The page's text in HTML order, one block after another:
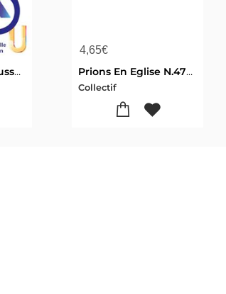
Dictionnaire Larousse Poche (edition 2027)
4,65€
Prions En Eglise N.476 : Aout 2026
Collectif